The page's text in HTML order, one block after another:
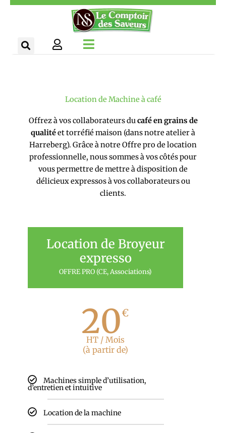
Aller
Location de Machine à café
Offrez à vos collaborateurs du café en grains de
qualitéet torréfié maison (dans notre atelier à
Harreberg). Grâce à notre Offre pro de location
professionnelle, nous sommes à vos côtés pour
vous permettre de mettre à disposition de
délicieux expressos à vos collaborateurs ou
clients.
Location de Broyeur
expresso
OFFRE PRO (CE, Associations)
20€
HT / Mois
(à partir de)
Machines simple d’utilisation,
d’entretien et intuitive
Location de la machine
Panneau de gestion des cookies